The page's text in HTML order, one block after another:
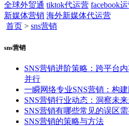
全球外贸通 tiktok代运营 facebook
新媒体营销 海外新媒体代运营
首页 > sns营销
sns营销
SNS营销进阶策略：跨平台
并行
一瞬网络专业SNS营销：构
SNS营销行业动态：洞察未
SNS营销有哪些常见的误区
SNS营销的策略与方法